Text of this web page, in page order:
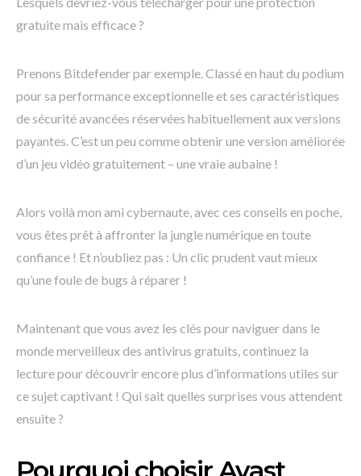
gratuite mais efficace ?
Prenons Bitdefender par exemple. Classé en haut du podium
pour sa performance exceptionnelle et ses caractéristiques
de sécurité avancées réservées habituellement aux versions
payantes. C’est un peu comme obtenir une version améliorée
d’un jeu vidéo gratuitement – une vraie aubaine !
Alors voilà mon ami cybernaute, avec ces conseils en poche,
vous êtes prêt à affronter la jungle numérique en toute
confiance ! Et n’oubliez pas : Un clic prudent vaut mieux
qu’une foule de bugs à réparer !
Maintenant que vous avez les clés pour naviguer dans le
monde merveilleux des antivirus gratuits, continuez la
lecture pour découvrir encore plus d’informations utiles sur
ce sujet captivant ! Qui sait quelles surprises vous attendent
ensuite ?